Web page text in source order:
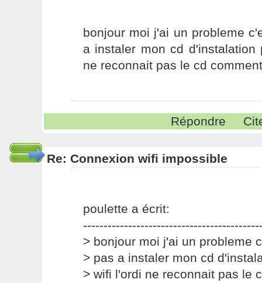
bonjour moi j'ai un probleme
a instaler mon cd
ne reconnait pas le cd
Répondre
Re: Connexion wifi impossible
poulette a écrit:
> bonjour moi j'ai un probleme
> pas a instaler mon cd
> wifi l'ordi ne reconnait pas le